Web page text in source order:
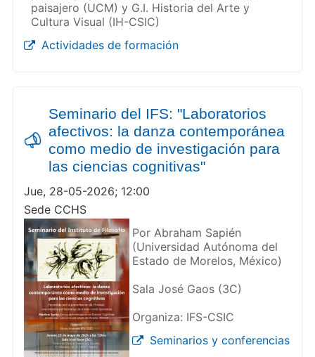
paisajero (UCM) y G.I. Historia del Arte y
Cultura Visual (IH-CSIC)
Actividades de formación
Seminario del IFS: "Laboratorios
afectivos: la danza contemporánea
como medio de investigación para
las ciencias cognitivas"
Jue, 28-05-2026; 12:00
Sede CCHS
Por Abraham Sapién
(Universidad Autónoma del
Estado de Morelos, México)
Sala José Gaos (3C)
Organiza: IFS-CSIC
Seminarios y conferencias